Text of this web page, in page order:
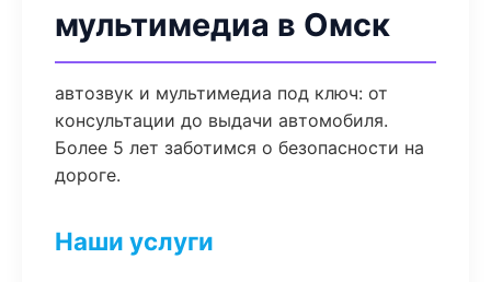
мультимедиа в Омск
автозвук и мультимедиа под ключ: от
консультации до выдачи автомобиля.
Более 5 лет заботимся о безопасности на
дороге.
Наши услуги